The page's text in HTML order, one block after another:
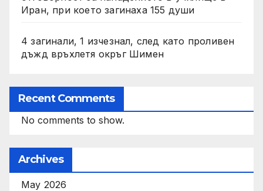
Иран, при което загинаха 155 души
4 загинали, 1 изчезнал, след като проливен
дъжд връхлетя окръг Шимен
Recent Comments
No comments to show.
Archives
May 2026